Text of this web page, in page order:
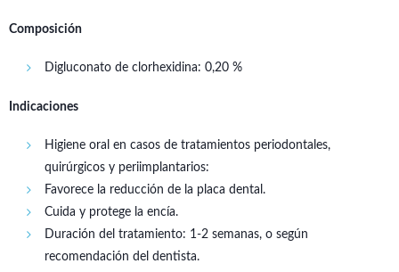
Composición
Digluconato de clorhexidina: 0,20 %
Indicaciones
Higiene oral en casos de tratamientos periodontales,
quirúrgicos y periimplantarios:
Favorece la reducción de la placa dental.
Cuida y protege la encía.
Duración del tratamiento: 1-2 semanas, o según
recomendación del dentista.